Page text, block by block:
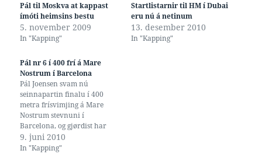
Pál til Moskva at kappast
ímóti heimsins bestu
5. november 2009
In "Kapping"
Startlistarnir til HM í Dubai
eru nú á netinum
13. desember 2010
In "Kapping"
Pál nr 6 í 400 frí á Mare
Nostrum í Barcelona
Pál Joensen svam nú
seinnapartin finalu í 400
metra frísvimjing á Mare
Nostrum stevnuni í
Barcelona, og gjørdist har
nummar 6 av 8 í A-finaluni,
við tíðini 3:54.47. Lin Zhang
9. juni 2010
In "Kapping"